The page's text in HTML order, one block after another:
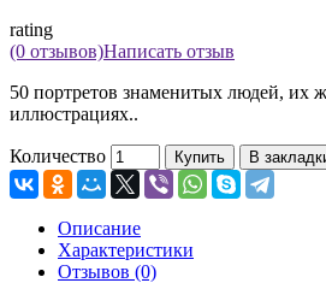
rating
(0 отзывов)Написать отзыв
50 портретов знаменитых людей, их
иллюстрациях..
Количество Купить В
Описание
Характеристики
Отзывов (0)